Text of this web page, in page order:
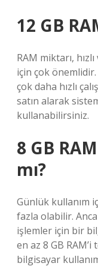
12 GB
RAM miktarı,
için çok
çok daha hızlı
satın alarak
kullanabilirsiniz.
8 GB
mı?
Günlük kullanım
fazla olabilir.
işlemler için bir
en az 8 GB
bilgisayar